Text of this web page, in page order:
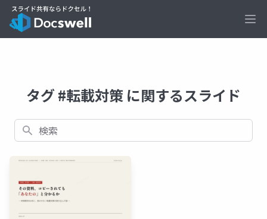
タグ #転載対策 に関するスライド
検索